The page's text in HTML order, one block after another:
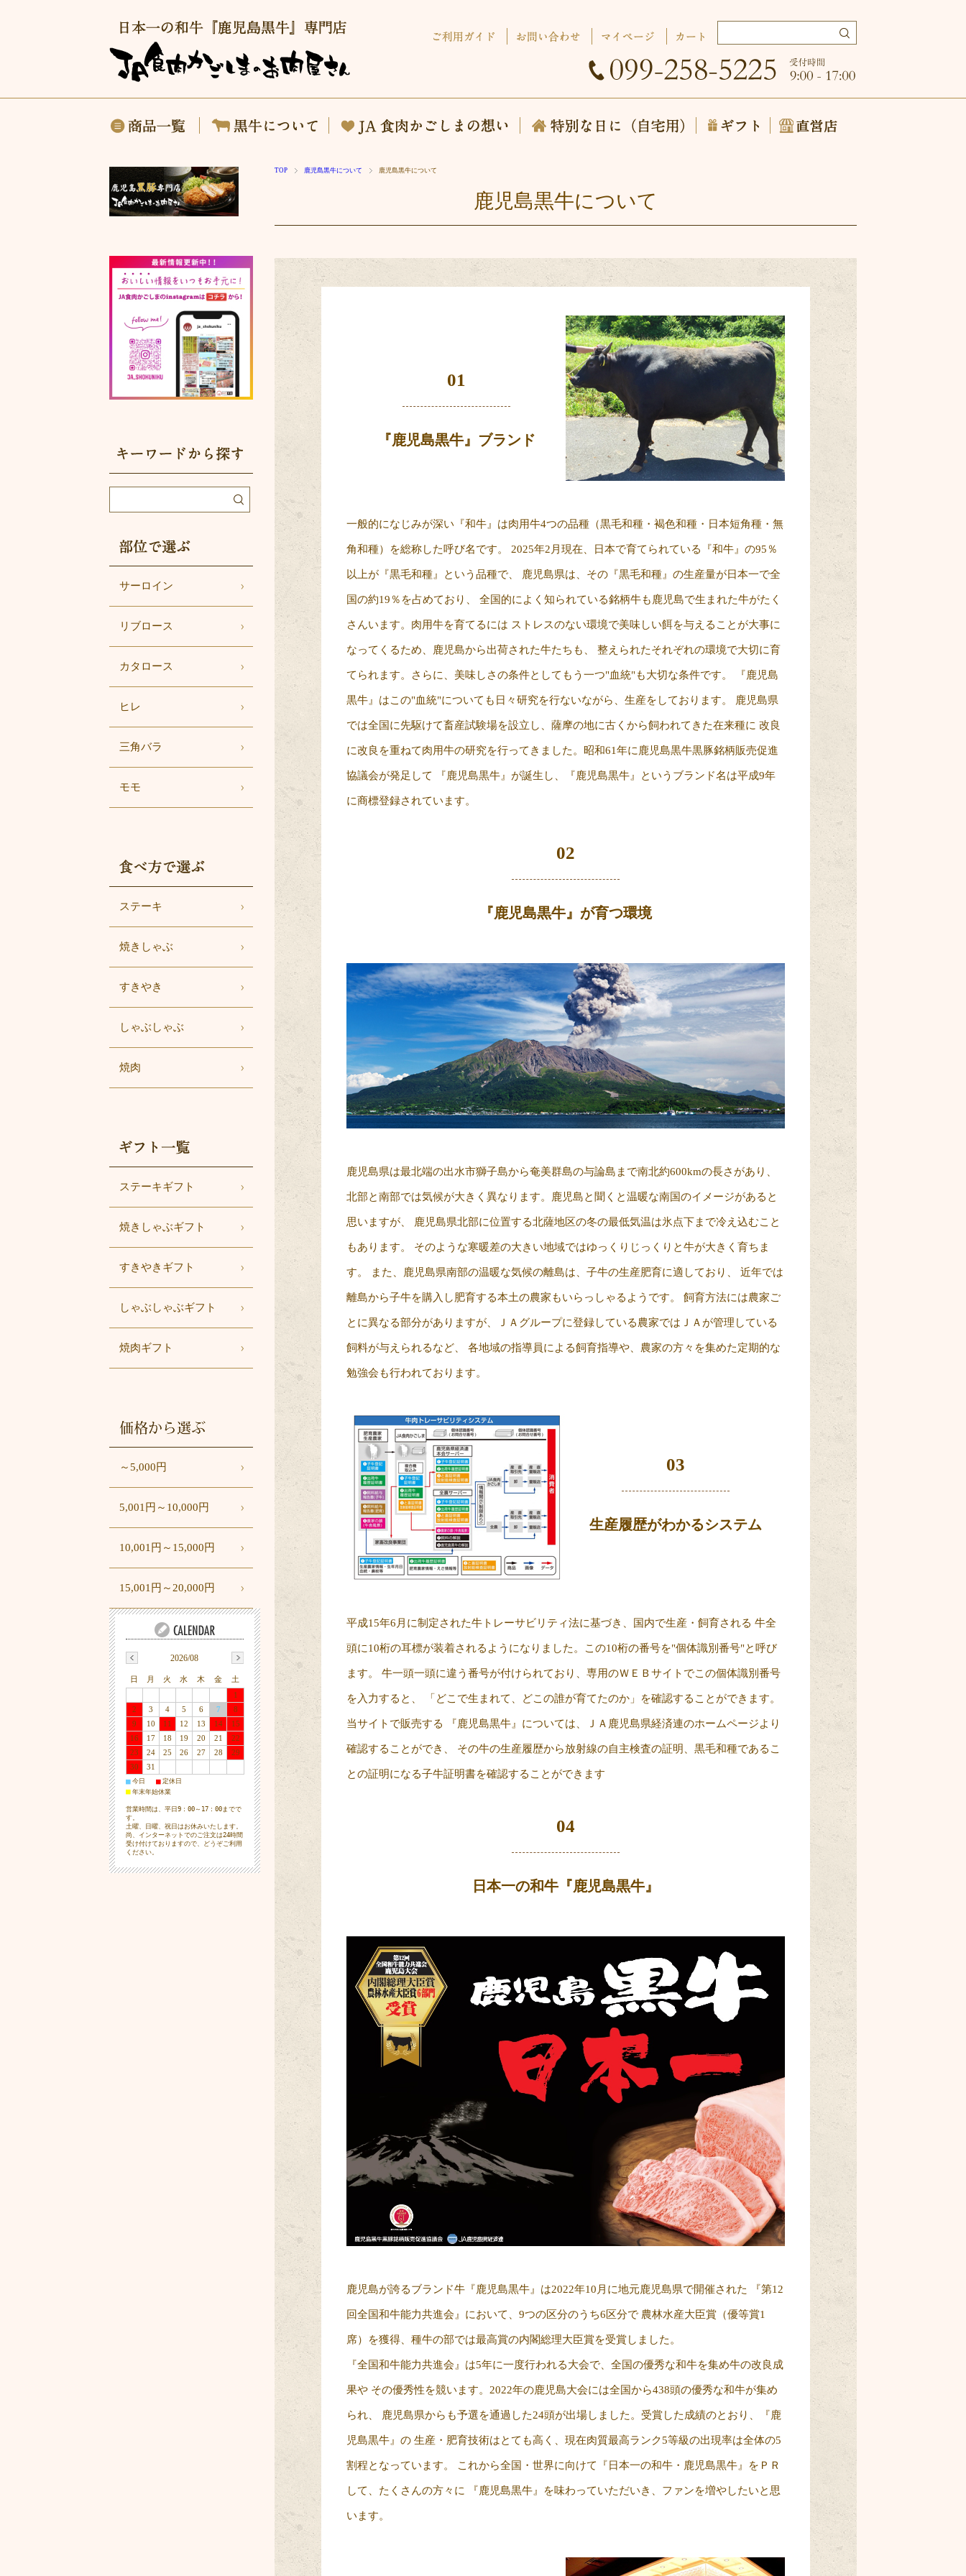
ご利用ガイド お問い合わせ マイページ カート
商品一覧 黒牛について JA食肉かごしまの想い 特別な日に（自宅用）
ギフト
TOP 鹿児島黒牛について 鹿児島黒牛について
鹿児島黒牛について
01
『鹿児島黒牛』ブランド
一般的になじみが深い『和牛』は肉用牛4つの品種（黒毛和種・褐色和種・日本短角種・無
角和種）を総称した呼び名です。 2025年2月現在、日本で育てられている『和牛』の95％
以上が『黒毛和種』という品種で、 鹿児島県は、その『黒毛和種』の生産量が日本一で全
国の約19％を占めており、 全国的によく知られている銘柄牛も鹿児島で生まれた牛がたく
さんいます。肉用牛を育てるには ストレスのない環境で美味しい餌を与えることが大事に
なってくるため、鹿児島から出荷された牛たちも、 整えられたそれぞれの環境で大切に育
てられます。さらに、美味しさの条件としてもう一つ"血統"も大切な条件です。 『鹿児島
黒牛』はこの"血統"についても日々研究を行ないながら、生産をしております。 鹿児島県
では全国に先駆けて畜産試験場を設立し、薩摩の地に古くから飼われてきた在来種に 改良
に改良を重ねて肉用牛の研究を行ってきました。昭和61年に鹿児島黒牛黒豚銘柄販売促進
協議会が発足して 『鹿児島黒牛』が誕生し、『鹿児島黒牛』というブランド名は平成9年
に商標登録されています。
02
『鹿児島黒牛』が育つ環境
鹿児島県は最北端の出水市獅子島から奄美群島の与論島まで南北約600kmの長さがあり、
北部と南部では気候が大きく異なります。鹿児島と聞くと温暖な南国のイメージがあると
思いますが、 鹿児島県北部に位置する北薩地区の冬の最低気温は氷点下まで冷え込むこと
もあります。 そのような寒暖差の大きい地域ではゆっくりじっくりと牛が大きく育ちま
す。 また、鹿児島県南部の温暖な気候の離島は、子牛の生産肥育に適しており、 近年では
離島から子牛を購入し肥育する本土の農家もいらっしゃるようです。 飼育方法には農家ご
とに異なる部分がありますが、ＪＡグループに登録している農家ではＪＡが管理している
飼料が与えられるなど、 各地域の指導員による飼育指導や、農家の方々を集めた定期的な
勉強会も行われております。
03
生産履歴がわかるシステム
平成15年6月に制定された牛トレーサビリティ法に基づき、国内で生産・飼育される 牛全
頭に10桁の耳標が装着されるようになりました。この10桁の番号を"個体識別番号"と呼び
ます。 牛一頭一頭に違う番号が付けられており、専用のＷＥＢサイトでこの個体識別番号
を入力すると、 「どこで生まれて、どこの誰が育てたのか」を確認することができます。
当サイトで販売する 『鹿児島黒牛』については、ＪＡ鹿児島県経済連のホームページより
確認することができ、 その牛の生産履歴から放射線の自主検査の証明、黒毛和種であるこ
との証明になる子牛証明書を確認することができます
04
日本一の和牛『鹿児島黒牛』
鹿児島が誇るブランド牛『鹿児島黒牛』は2022年10月に地元鹿児島県で開催された 『第12
回全国和牛能力共進会』において、9つの区分のうち6区分で 農林水産大臣賞（優等賞1
席）を獲得、種牛の部では最高賞の内閣総理大臣賞を受賞しました。
『全国和牛能力共進会』は5年に一度行われる大会で、全国の優秀な和牛を集め牛の改良成
果や その優秀性を競います。2022年の鹿児島大会には全国から438頭の優秀な和牛が集め
られ、 鹿児島県からも予選を通過した24頭が出場しました。受賞した成績のとおり、『鹿
児島黒牛』の 生産・肥育技術はとても高く、現在肉質最高ランク5等級の出現率は全体の5
割程となっています。 これから全国・世界に向けて『日本一の和牛・鹿児島黒牛』をＰＲ
して、たくさんの方々に 『鹿児島黒牛』を味わっていただいき、ファンを増やしたいと思
います。
部位で選ぶ
サーロイン
リブロース
カタロース
ヒレ
三角バラ
モモ
食べ方で選ぶ
ステーキ
焼きしゃぶ
すきやき
しゃぶしゃぶ
焼肉
ステーキギフト
焼きしゃぶギフト
すきやきギフト
しゃぶしゃぶギフト
焼肉ギフト
価格から選ぶ
～5,000円
5,001円～10,000円
10,001円～15,000円
15,001円～20,000円
2026/08
日 月 火 水 木 金
土
1
2
3 4 5 6 7
8
9
10 11 12 13 14
15
16
17 18 19 20 21
22
23
24 25 26 27 28
29
30
31
■ 今日 ■ 定休日
■ 年末年始休業
営業時間は、平日9：00～17：00までで
す。
土曜、日曜、祝日はお休みいたします。
尚、インターネットでのご注文は24時間
受け付けておりますので、どうぞご利用
ください。